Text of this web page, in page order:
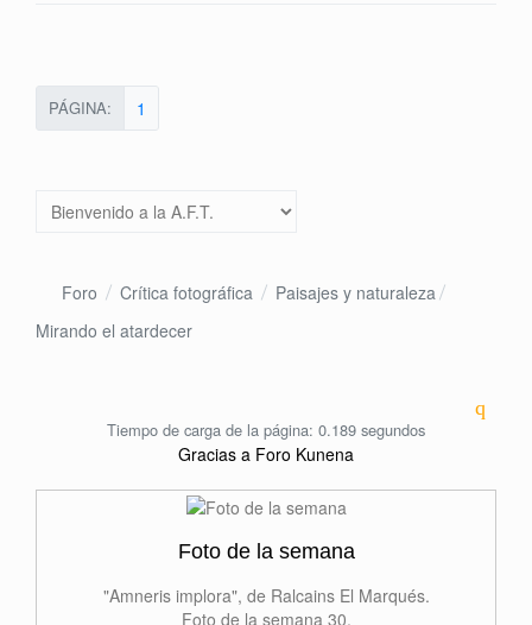
PÁGINA: 1
Foro Crítica fotográfica
Paisajes y naturaleza
Mirando el atardecer
Tiempo de carga de la página: 0.189 segundos
Gracias a Foro Kunena
Foto de la semana
"Amneris implora", de Ralcains El Marqués.
Foto de la semana 30.